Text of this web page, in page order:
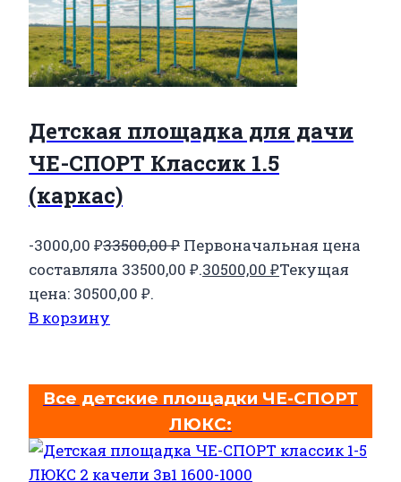
Детская площадка для дачи
ЧЕ-СПОРТ Классик 1.5
(каркас)
-3000,00 ₽33500,00₽ Первоначальная цена
составляла 33500,00 ₽.30500,00 ₽Текущая
цена: 30500,00 ₽.
В корзину
Все детские площадки ЧЕ-СПОРТ
ЛЮКС: